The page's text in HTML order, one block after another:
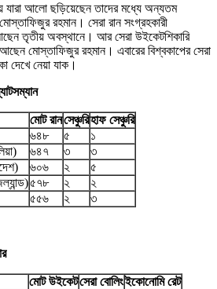
যারা আলো ছড়িয়েছেন তাদের মধ্যে অন্যতম
রহমান। সেরা রান সংগ্রহকারী
তৃতীয় অবস্থানে। আর সেরা উইকেটশিকারি
মোস্তাফিজুর রহমান। এবারের বিশ্বকাপের সেরা
দেখে নেয়া যাক।
মোট রানসেঞ্চুরিহাফ সেঞ্চুরি
৬৪৮ ৫
১
৬৪৭ ৩
৩
৬০৬ ২
৫
৫৭৮ ২
২
৫৫৬ ২ ৩
মোট উইকেটসেরা বোলিংইকোনোমি রেট